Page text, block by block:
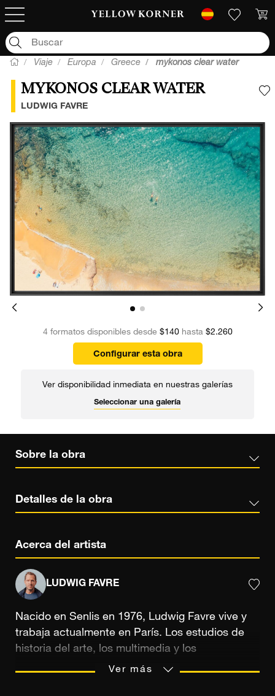
Viaje Europa Greece mykonos clear water
MYKONOS CLEAR WATER
LUDWIG FAVRE
4 formatos disponibles desde $140hasta $2.260
Configurar esta obra
Ver disponibilidad inmediata en nuestras galerías
Seleccionar una galería
Sobre la obra
Detalles de la obra
Acerca del artista
LUDWIG FAVRE
Nacido en Senlis en 1976, Ludwig Favre vive y
trabaja actualmente en París. Los estudios de
historia del arte, los multimedia y los
audiovisuales, así como la transmisión de una
Ver más